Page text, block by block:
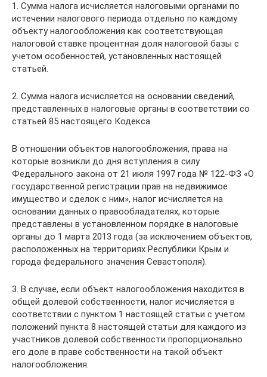
1. Сумма налога исчисляется налоговыми органами по
истечении налогового периода отдельно по каждому
объекту налогообложения как соответствующая
налоговой ставке процентная доля налоговой базы с
учетом особенностей, установленных настоящей
статьей.
2. Сумма налога исчисляется на основании сведений,
представленных в налоговые органы в соответствии со
статьей 85 настоящего Кодекса.
В отношении объектов налогообложения, права на
которые возникли до дня вступления в силу
Федерального закона от 21 июля 1997 года № 122-ФЗ «О
государственной регистрации прав на недвижимое
имущество и сделок с ним», налог исчисляется на
основании данных о правообладателях, которые
представлены в установленном порядке в налоговые
органы до 1 марта 2013 года (за исключением объектов,
расположенных на территориях Республики Крым и
города федерального значения Севастополя).
3. В случае, если объект налогообложения находится в
общей долевой собственности, налог исчисляется в
соответствии с пунктом 1 настоящей статьи с учетом
положений пункта 8 настоящей статьи для каждого из
участников долевой собственности пропорционально
его доле в праве собственности на такой объект
налогообложения.